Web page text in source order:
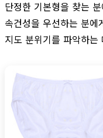
단정한 기본형을 찾는
속건성을 우선하는 분에
지도 분위기를 파악하는